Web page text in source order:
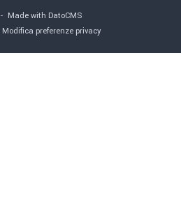
- Made with DatoCMS
Modifica preferenze privacy